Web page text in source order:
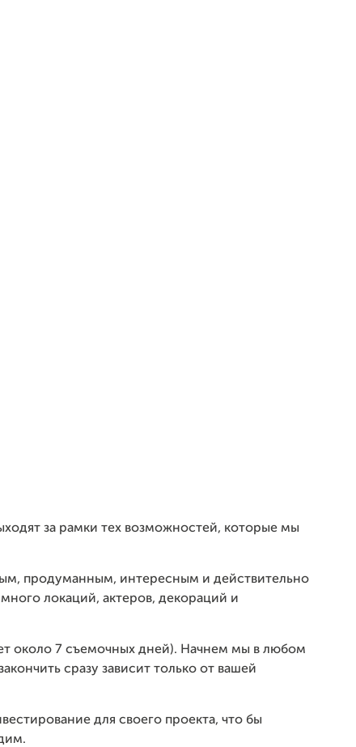
за рамки тех возможностей, которые мы
продуманным, интересным и действительно
локаций, актеров, декораций и
около 7 съемочных дней). Начнем мы в любом
сразу зависит только от вашей
для своего проекта, что бы